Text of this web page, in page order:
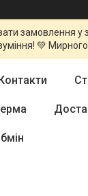
замовлення
💚